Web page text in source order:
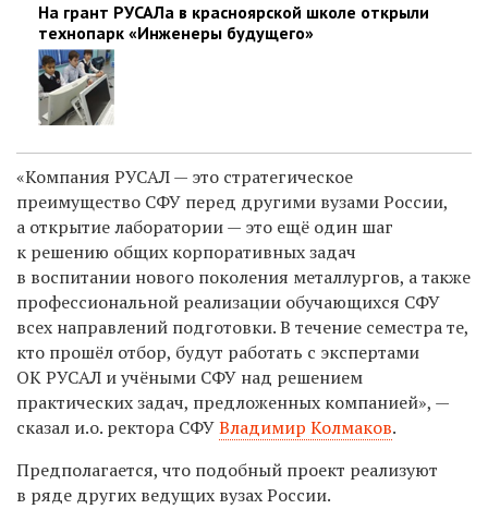
На грант РУСАЛа в красноярской школе открыли
технопарк «Инженеры будущего»
«Компания РУСАЛ — это стратегическое
преимущество СФУ перед другими вузами России,
а открытие лаборатории — это ещё один шаг
к решению общих корпоративных задач
в воспитании нового поколения металлургов, а также
профессиональной реализации обучающихся СФУ
всех направлений подготовки. В течение семестра те,
кто прошёл отбор, будут работать с экспертами
ОК РУСАЛ и учёными СФУ над решением
практических задач, предложенных компанией», —
сказал и.о. ректора СФУВладимир Колмаков.
Предполагается, что подобный проект реализуют
в ряде других ведущих вузах России.